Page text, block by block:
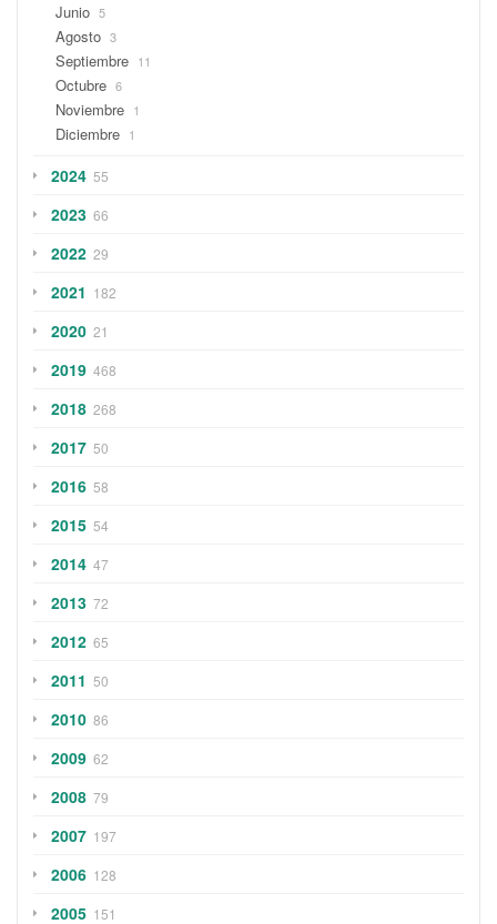
Junio 5
Agosto 3
Septiembre 11
Octubre 6
Noviembre 1
Diciembre 1
2024 55
2023 66
2022 29
2021 182
2020 21
2019 468
2018 268
2017 50
2016 58
2015 54
2014 47
2013 72
2012 65
2011 50
2010 86
2009 62
2008 79
2007 197
2006 128
2005 151